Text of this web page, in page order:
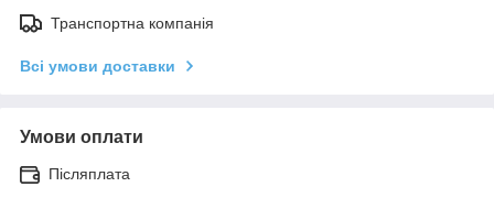
Транспортна компанія
Всі умови доставки
Умови оплати
Післяплата